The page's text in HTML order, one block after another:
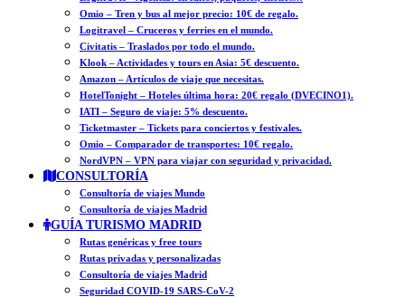
Omio – Tren y bus al mejor precio: 10€ de regalo.
Logitravel – Cruceros y ferries en el mundo.
Civitatis – Traslados por todo el mundo.
Klook – Actividades y tours en Asia: 5€ descuento.
Amazon – Artículos de viaje que necesitas.
HotelTonight – Hoteles última hora: 20€ regalo (DVECINO1).
IATI – Seguro de viaje: 5% descuento.
Ticketmaster – Tickets para conciertos y festivales.
Omio – Comparador de transportes: 10€ regalo.
NordVPN – VPN para viajar con seguridad y privacidad.
CONSULTORÍA
Consultoría de viajes Mundo
Consultoría de viajes Madrid
GUÍA TURISMO MADRID
Rutas genéricas y free tours
Rutas privadas y personalizadas
Consultoría de viajes Madrid
Seguridad COVID-19 SARS-CoV-2